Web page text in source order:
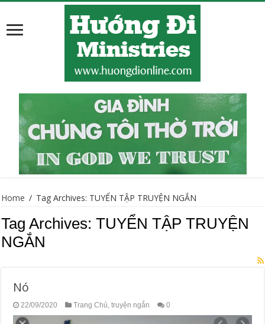
Home / Tag Archives: TUYỂN TẬP TRUYỆN NGẮN
Tag Archives:TUYỂN TẬP TRUYỆN
NGẮN
Nó
22/09/2020 Trang Chủ,truyện ngắn 0